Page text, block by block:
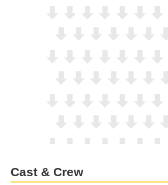
Cast & Crew